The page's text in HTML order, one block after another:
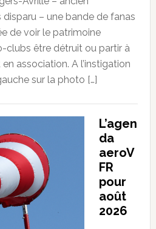
– une bande de fanas
de voir le patrimoine
clubs être détruit ou partir à
en association. A l’instigation
sur la photo […]
L’agen
da
aeroV
FR
pour
août
2026